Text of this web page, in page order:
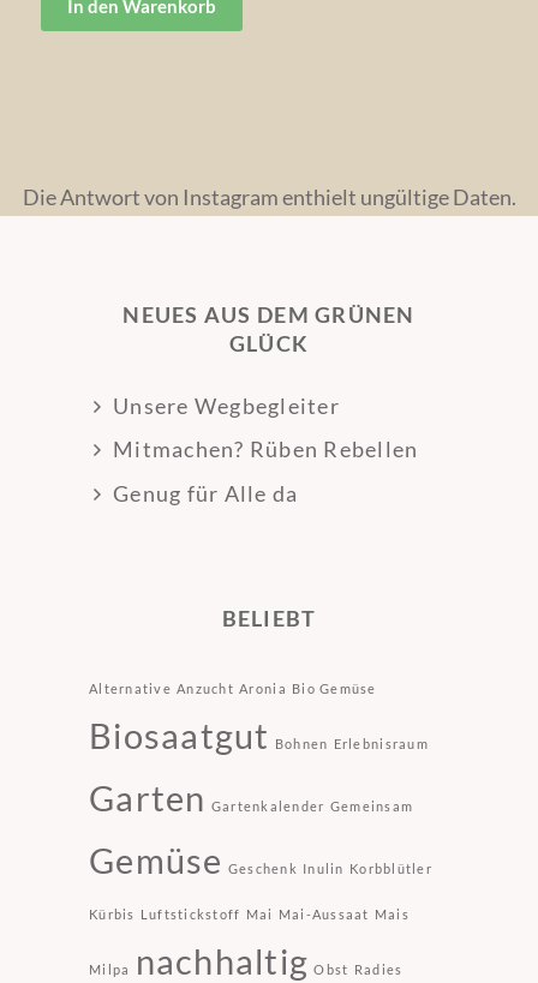
In den Warenkorb
Die Antwort von Instagram enthielt ungültige Daten.
NEUES AUS DEM GRÜNEN
GLÜCK
Unsere Wegbegleiter
Mitmachen? Rüben Rebellen
Genug für Alle da
BELIEBT
Alternative Anzucht Aronia Bio Gemüse
Biosaatgut Bohnen Erlebnisraum
Garten Gartenkalender Gemeinsam
Gemüse Geschenk Inulin Korbblütler
Kürbis Luftstickstoff Mai Mai-Aussaat Mais
Milpa nachhaltig Obst Radies